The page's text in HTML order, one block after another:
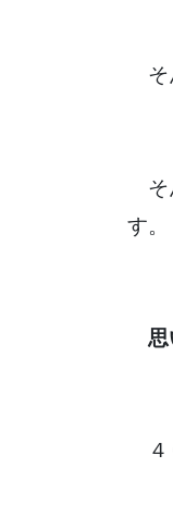
そ
そ
す。
思
４